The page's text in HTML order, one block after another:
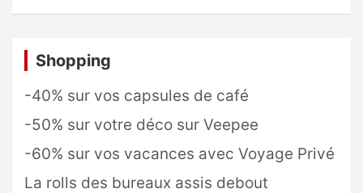
Shopping
-40% sur vos capsules de café
-50% sur votre déco sur Veepee
-60% sur vos vacances avec Voyage Privé
La rolls des bureaux assis debout